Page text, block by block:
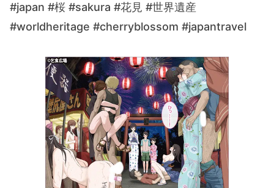
#japan #桜 #sakura #花見 #世界遺産
#worldheritage #cherryblossom #japantravel